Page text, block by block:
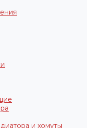
и хомуты